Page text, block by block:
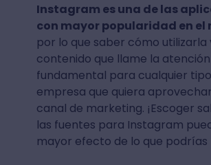
Instagram es una de las
con mayor popularidad en el
por lo que saber cómo utilizarla
contenido que llame la
fundamental para cualquier
empresa que quiera
canal de marketing. ¡Escoger
las fuentes para Instagram
mayor efecto de lo que podrías